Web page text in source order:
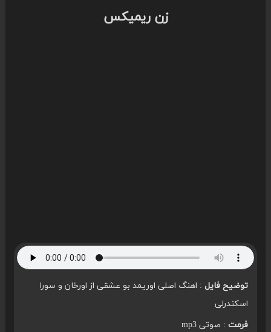
زن ریمیکس
توضیح فایل: اهنگ اصلی اوریمد بو عشقی از اورخان و سورا
اسکندرلی
فرمت: صوتی mp3